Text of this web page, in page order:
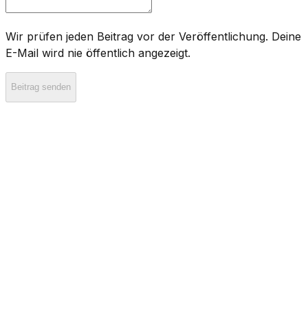
Wir prüfen jeden Beitrag vor der Veröffentlichung. Deine
E-Mail wird nie öffentlich angezeigt.
Beitrag senden